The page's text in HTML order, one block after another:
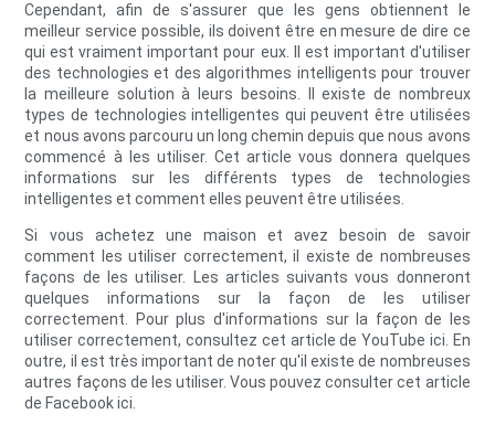
Cependant, afin de s'assurer que les gens obtiennent le
meilleur service possible, ils doivent être en mesure de dire ce
qui est vraiment important pour eux. Il est important d'utiliser
des technologies et des algorithmes intelligents pour trouver
la meilleure solution à leurs besoins. Il existe de nombreux
types de technologies intelligentes qui peuvent être utilisées
et nous avons parcouru un long chemin depuis que nous avons
commencé à les utiliser. Cet article vous donnera quelques
informations sur les différents types de technologies
intelligentes et comment elles peuvent être utilisées.
Si vous achetez une maison et avez besoin de savoir
comment les utiliser correctement, il existe de nombreuses
façons de les utiliser. Les articles suivants vous donneront
quelques informations sur la façon de les utiliser
correctement. Pour plus d'informations sur la façon de les
utiliser correctement, consultez cet article de YouTube ici. En
outre, il est très important de noter qu'il existe de nombreuses
autres façons de les utiliser. Vous pouvez consulter cet article
de Facebook ici.